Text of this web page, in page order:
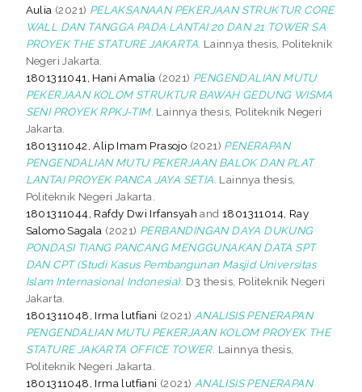
Aulia (2021) PELAKSANAAN PEKERJAAN STRUKTUR CORE
WALL DAN TANGGA PADA LANTAI 20 DAN 21 TOWER SA
PROYEK THE STATURE JAKARTA. Lainnya thesis, Politeknik
Negeri Jakarta.
1801311041, Hani Amalia (2021) PENGENDALIAN MUTU
PEKERJAAN KOLOM STRUKTUR BAWAH GEDUNG WISMA
SENI PROYEK RPKJ-TIM. Lainnya thesis, Politeknik Negeri
Jakarta.
1801311042, Alip Imam Prasojo (2021) PENERAPAN
PENGENDALIAN MUTU PEKERJAAN BALOK DAN PLAT
LANTAI PROYEK PANCA JAYA SETIA. Lainnya thesis,
Politeknik Negeri Jakarta.
1801311044, Rafdy Dwi Irfansyah and1801311014, Ray
Salomo Sagala (2021) PERBANDINGAN DAYA DUKUNG
PONDASI TIANG PANCANG MENGGUNAKAN DATA SPT
DAN CPT (Studi Kasus Pembangunan Masjid Universitas
Islam Internasional Indonesia). D3 thesis, Politeknik Negeri
Jakarta.
1801311048, Irma lutfiani (2021) ANALISIS PENERAPAN
PENGENDALIAN MUTU PEKERJAAN KOLOM PROYEK THE
STATURE JAKARTA OFFICE TOWER. Lainnya thesis,
Politeknik Negeri Jakarta.
1801311048, Irma lutfiani (2021) ANALISIS PENERAPAN